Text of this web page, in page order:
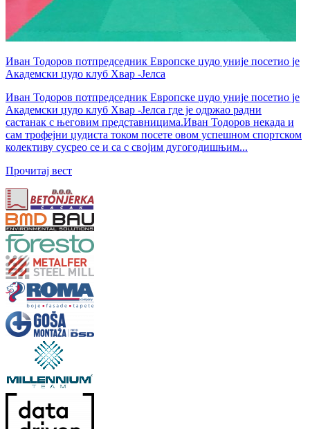
Иван Тодоров потпредседник Европске џудо уније посетио је
Академски џудо клуб Хвар -Јелса
Иван Тодоров потпредседник Европске џудо уније посетио је
Академски џудо клуб Хвар -Јелса где је одржао радни
састанак с његовим представницима.Иван Тодоров некада и
сам трофејни џудиста током посете овом успешном спортском
колективу сусрео се и са с својим дугогодишњим...
Прочитај вест